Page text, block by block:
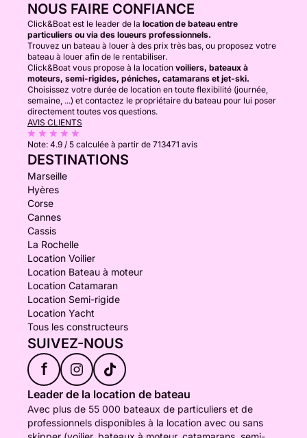
NOUS FAIRE CONFIANCE
Click&Boat est le leader de la location de bateau entre
particuliers ou via des loueurs professionnels.
Trouvez un bateau à louer à des prix très bas, ou proposez votre
bateau à louer afin de le rentabiliser.
Click&Boat vous propose à la location voiliers, bateaux à
moteurs, semi-rigides, péniches, catamarans et jet-ski.
Choisissez votre durée de location en toute flexibilité (journée,
semaine, ...) et contactez le propriétaire du bateau pour lui poser
directement toutes vos questions.
AVIS CLIENTS
Note: 4.9 / 5 calculée à partir de 713471 avis
DESTINATIONS
Marseille
Hyères
Corse
Cannes
Cassis
La Rochelle
Location Voilier
Location Bateau à moteur
Location Catamaran
Location Semi-rigide
Location Yacht
Tous les constructeurs
SUIVEZ-NOUS
f
Leader de la location de bateau
Avec plus de 55 000 bateaux de particuliers et de
professionnels disponibles à la location avec ou sans